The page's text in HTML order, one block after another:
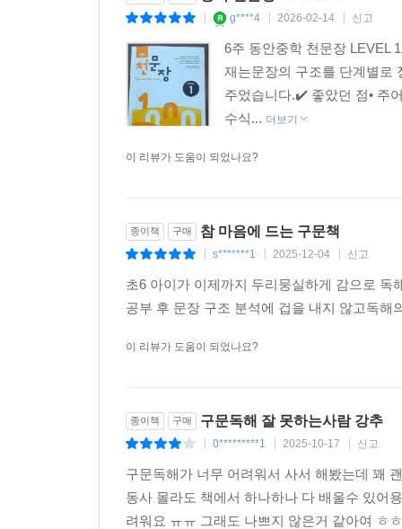
g****4 2026-02-14 신고
6주 동안중학 천문장 LEVEL
재는문장의 구조를 단계별로
주었습니다.✔️ 좋았던 점• 주
수식... 더보기
이 리뷰가 도움이 되었나요?
종이책 구매 참 마음에 드는 구문책
s*******1 2025-12-04 신고
초6 아이가 이제까지 두리뭉실하게 감으로
공부 후 문장 구조 분석에 겁을 내지 않고독
이 리뷰가 도움이 되었나요?
종이책 구매 구문독해 잘 못하는사람 강추
0*********1 2025-10-17 신고
구문독해가 너무 어려워서 사서 해봤는데 꽤
동사 몰라도 책에서 하나하나 다 배울수 있어
려워요 ㅠㅠ 그래도 나쁘지 않은거 같아여 ㅎ